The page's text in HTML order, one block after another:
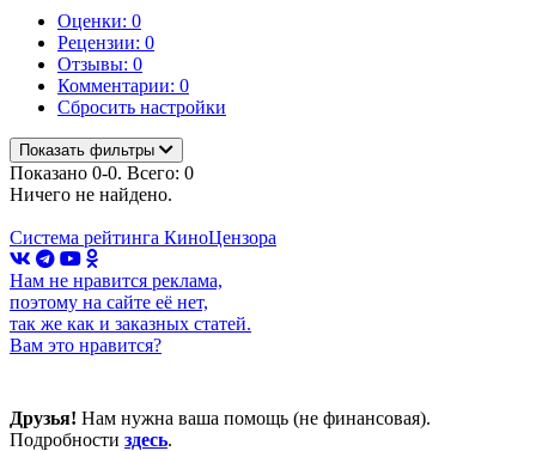
Оценки: 0
Рецензии: 0
Отзывы: 0
Комментарии: 0
Сбросить настройки
Показать фильтры
Показано 0-0. Всего: 0
Ничего не найдено.
Система рейтинга КиноЦензора
Нам не нравится реклама,
поэтому на сайте её нет,
так же как и заказных статей.
Вам это нравится?
Друзья! Нам нужна ваша помощь (не финансовая).
Подробности здесь.